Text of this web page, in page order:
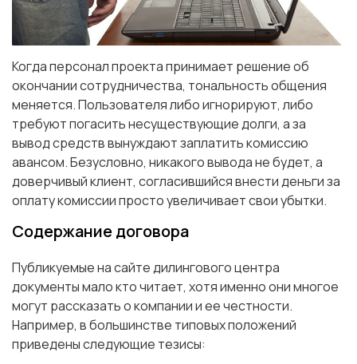
Когда персонал проекта принимает решение об
окончании сотрудничества, тональность общения
меняется. Пользователя либо игнорируют, либо
требуют погасить несуществующие долги, а за
вывод средств вынуждают заплатить комиссию
авансом. Безусловно, никакого вывода не будет, а
доверчивый клиент, согласившийся внести деньги за
оплату комиссии просто увеличивает свои убытки.
Содержание договора
Публикуемые на сайте дилингового центра
документы мало кто читает, хотя именно они многое
могут рассказать о компании и ее честности.
Например, в большинстве типовых положений
приведены следующие тезисы: